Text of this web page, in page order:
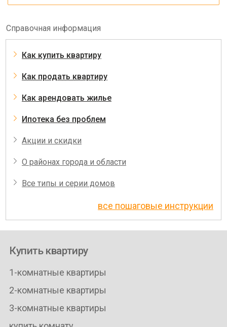
Справочная информация
Как купить квартиру
Как продать квартиру
Как арендовать жилье
Ипотека без проблем
Акции и скидки
О районах города и области
Все типы и серии домов
все пошаговые инструкции
Купить квартиру
1-комнатные квартиры
2-комнатные квартиры
3-комнатные квартиры